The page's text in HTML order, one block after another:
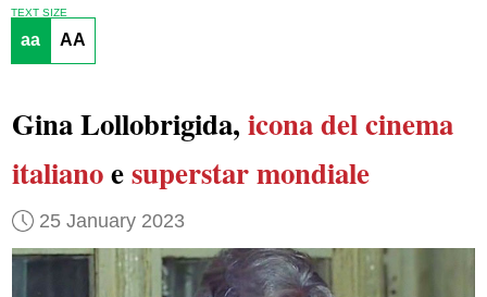
TEXT SIZE
aa AA
Gina Lollobrigida, icona del cinema
italianoesuperstar mondiale
25 January 2023